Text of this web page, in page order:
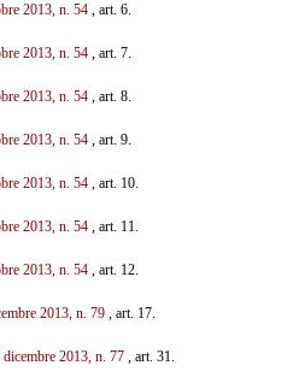
2013, n. 54, art. 6.
2013, n. 54, art. 7.
2013, n. 54, art. 8.
2013, n. 54, art. 9.
2013, n. 54, art. 10.
2013, n. 54, art. 11.
2013, n. 54, art. 12.
2013, n. 79, art. 17.
dicembre 2013, n. 77, art. 31.